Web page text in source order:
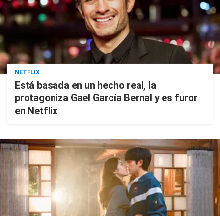
NETFLIX
Está basada en un hecho real, la
protagoniza Gael García Bernal y es furor
en Netflix